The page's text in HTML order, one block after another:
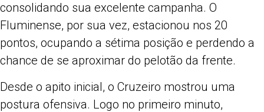
consolidando sua excelente campanha. O
Fluminense, por sua vez, estacionou nos 20
pontos, ocupando a sétima posição e perdendo a
chance de se aproximar do pelotão da frente.
Desde o apito inicial, o Cruzeiro mostrou uma
postura ofensiva. Logo no primeiro minuto,